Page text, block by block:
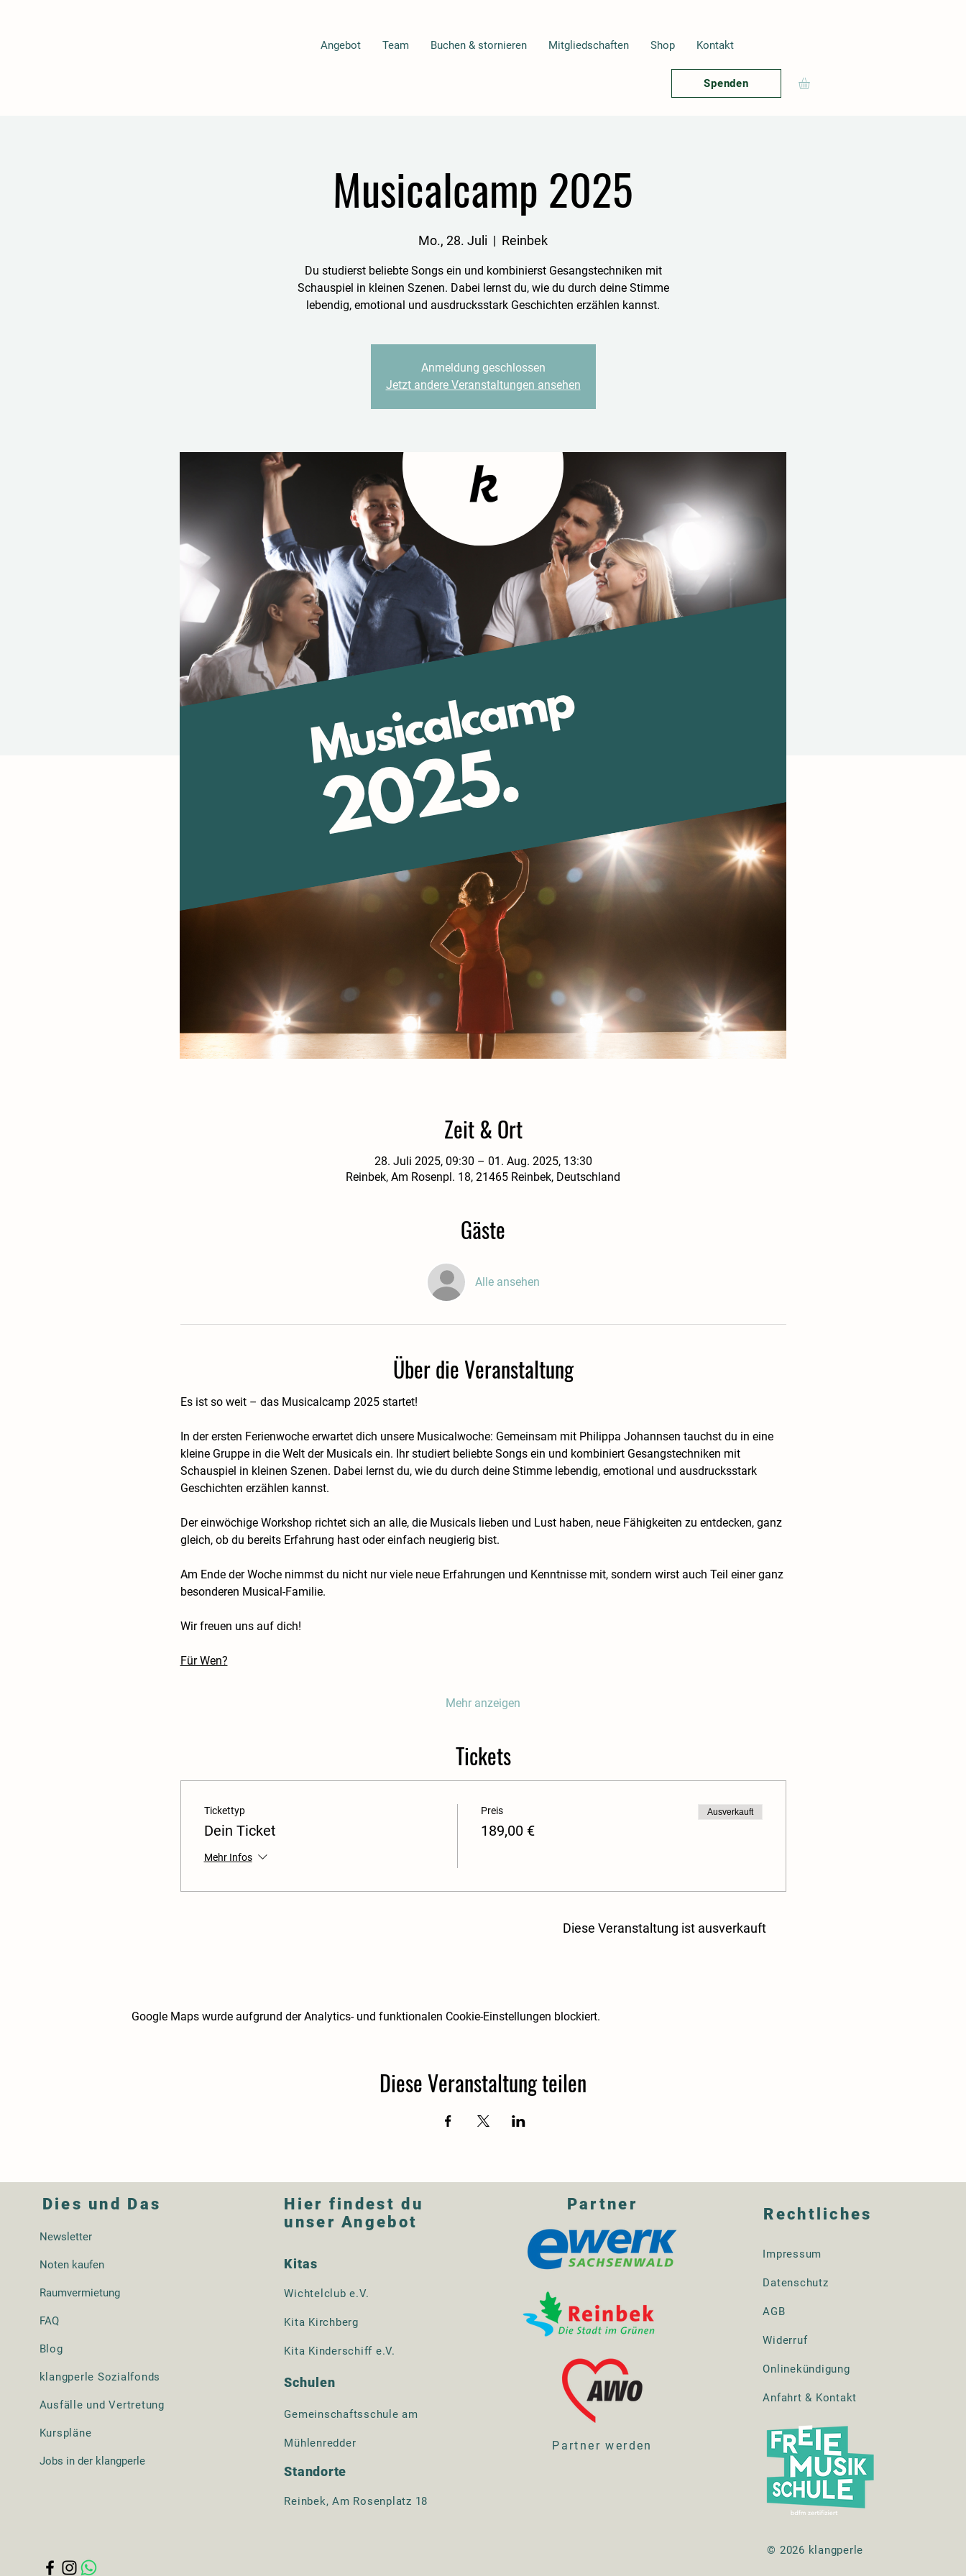
Angebot Team Buchen & stornieren Mitgliedschaften Shop Kontakt
Spenden
Musicalcamp 2025
Mo., 28. Juli
  |
Reinbek
Du studierst beliebte Songs ein und kombinierst Gesangstechniken mit
Schauspiel in kleinen Szenen. Dabei lernst du, wie du durch deine Stimme
lebendig, emotional und ausdrucksstark Geschichten erzählen kannst.
Anmeldung geschlossen
Jetzt andere Veranstaltungen ansehen
Zeit & Ort
28. Juli 2025, 09:30 – 01. Aug. 2025, 13:30
Reinbek, Am Rosenpl. 18, 21465 Reinbek, Deutschland
Gäste
Alle ansehen
Über die Veranstaltung
Es ist so weit – das Musicalcamp 2025 startet!
In der ersten Ferienwoche erwartet dich unsere Musicalwoche: Gemeinsam mit Philippa Johannsen tauchst du in eine
kleine Gruppe in die Welt der Musicals ein. Ihr studiert beliebte Songs ein und kombiniert Gesangstechniken mit
Schauspiel in kleinen Szenen. Dabei lernst du, wie du durch deine Stimme lebendig, emotional und ausdrucksstark
Geschichten erzählen kannst.
Der einwöchige Workshop richtet sich an alle, die Musicals lieben und Lust haben, neue Fähigkeiten zu entdecken, ganz
gleich, ob du bereits Erfahrung hast oder einfach neugierig bist.
Am Ende der Woche nimmst du nicht nur viele neue Erfahrungen und Kenntnisse mit, sondern wirst auch Teil einer ganz
besonderen Musical-Familie.
Wir freuen uns auf dich!
Für Wen?
Mehr anzeigen
Tickets
Tickettyp
Dein Ticket
Mehr Infos
Preis
189,00 €
Ausverkauft
Diese Veranstaltung ist ausverkauft
Google Maps wurde aufgrund der Analytics- und funktionalen Cookie-Einstellungen blockiert.
Diese Veranstaltung teilen
Dies und Das
Newsletter
Noten kaufen
Raumvermietung
FAQ
Blog​
klangperle Sozialfonds
Ausfälle und Vertretung
Kurspläne
Jobs in der klangperle
Hier findest du
unser Angebot
Kitas
Wichtelclub e.V.
Kita Kirchberg
Kita Kinderschiff e.V.
Schulen
Gemeinschaftsschule am
Mühlenredder
Standorte
Reinbek, Am Rosenplatz 18
Partner
Partner werden
Rechtliches
Impressum
Datenschutz
AGB
Widerruf
Onlinekündigung
Anfahrt & Kontakt
© 2026 klangperle